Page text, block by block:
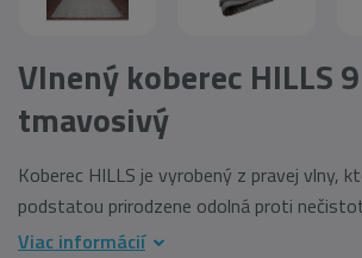
Vlnený koberec HILLS
tmavosivý
Koberec HILLS je vyrobený z pravej vlny,
podstatou prirodzene odolná proti
Viac informácií